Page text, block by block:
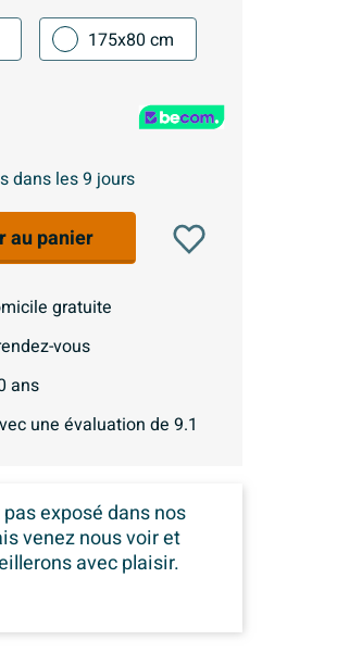
175x80 cm
dans les 9 jours
au panier
gratuite
vous
ans
une évaluation de 9.1
exposé dansnos
venez nous voir et
avec plaisir.